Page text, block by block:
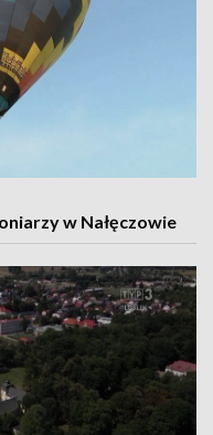
w Nałęczowie